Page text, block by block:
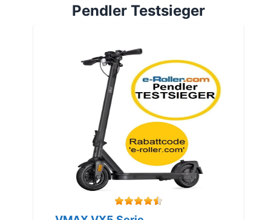
Pendler Testsieger